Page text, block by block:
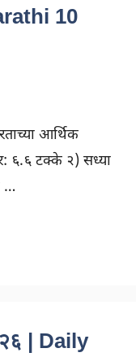
10
आर्थिक
६.६ टक्के २) सध्या
…
| Daily